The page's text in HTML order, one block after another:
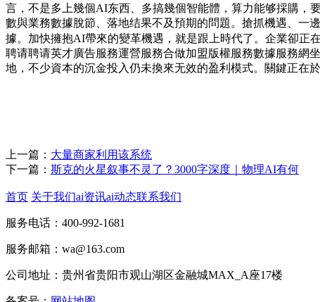
言，不是多上幾個AI东西、多搞幾個智能體，算力能够採購，
數與業務數據脫節、落地结果不及預期的問題。搶抓機遇、一
據。加快擁抱AI帶來的變革機遇，就是跟上時代了。企業卻正
聘请聘请英才廣告服務運營服務合做加盟版權服務數據服務網
地，不少資本的沉金投入仍未換來无效的盈利模式。關鍵正在
上一篇： 大量商家利用该系统
下一篇： 斯克的火星叙事不灵了？3000字深度｜物理AI有何
首页 关于我们ai资讯ai动态联系我们
服务电话：400-992-1681
服务邮箱：wa@163.com
公司地址：贵州省贵阳市观山湖区金融城MAX_A座17楼